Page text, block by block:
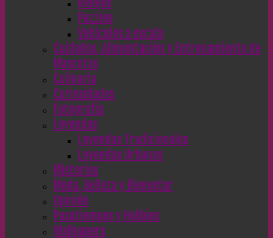
Puzzles
Vehículos a escala
Cuidados, Alimentación y Entrenamiento de
Mascotas
Culinaria
Curiosidades
Fotografía
Leyendas
Leyendas Tradicionales
Leyendas Urbanas
Misterios
Moda, Belleza y Bienestar
Opinión
Pasatiempos y Hobbies
Wallpapers